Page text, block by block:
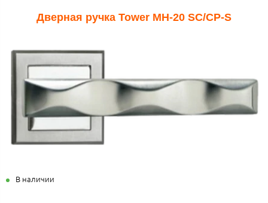
Дверная ручка Tower MH-20 SC/CP-S
В наличии